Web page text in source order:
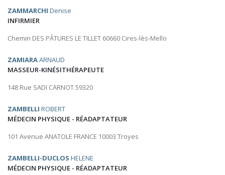
ZAMMARCHI Denise
INFIRMIER
Chemin DES PÂTURES LE TILLET 60660 Cires-lès-Mello
ZAMIARAARNAUD
MASSEUR-KINÉSITHÉRAPEUTE
148 Rue SADI CARNOT 59320
ZAMBELLI ROBERT
MÉDECIN PHYSIQUE - RÉADAPTATEUR
101 Avenue ANATOLE FRANCE 10003 Troyes
ZAMBELLI-DUCLOS HELENE
MÉDECIN PHYSIQUE - RÉADAPTATEUR